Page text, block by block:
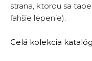
strana, ktorou sa
ľahšie lepenie).
Celá kolekcia